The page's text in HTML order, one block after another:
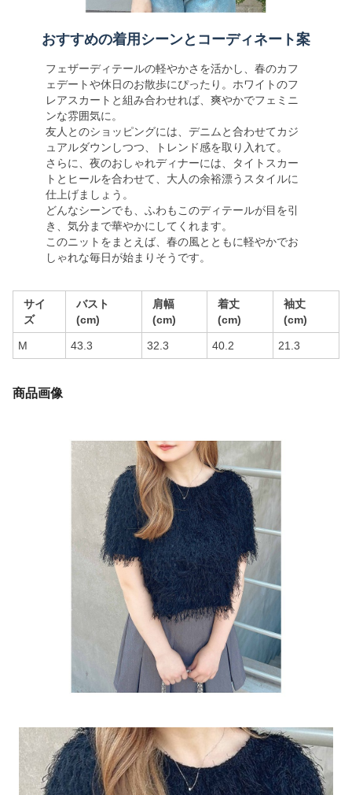
おすすめの着用シーンとコーディネート案
フェザーディテールの軽やかさを活かし、春のカフ
ェデートや休日のお散歩にぴったり。ホワイトのフ
レアスカートと組み合わせれば、爽やかでフェミニ
ンな雰囲気に。
友人とのショッピングには、デニムと合わせてカジ
ュアルダウンしつつ、トレンド感を取り入れて。
さらに、夜のおしゃれディナーには、タイトスカー
トとヒールを合わせて、大人の余裕漂うスタイルに
仕上げましょう。
どんなシーンでも、ふわもこのディテールが目を引
き、気分まで華やかにしてくれます。
このニットをまとえば、春の風とともに軽やかでお
しゃれな毎日が始まりそうです。
サイ
ズ
バスト
(cm)
肩幅
(cm)
着丈
(cm)
袖丈
(cm)
M 43.3 32.3 40.2 21.3
商品画像